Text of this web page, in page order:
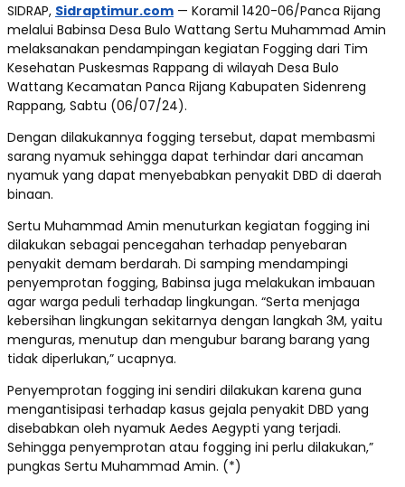
SIDRAP, Sidraptimur.com — Koramil 1420-06/Panca Rijang
melalui Babinsa Desa Bulo Wattang Sertu Muhammad Amin
melaksanakan pendampingan kegiatan Fogging dari Tim
Kesehatan Puskesmas Rappang di wilayah Desa Bulo
Wattang Kecamatan Panca Rijang Kabupaten Sidenreng
Rappang, Sabtu (06/07/24).
Dengan dilakukannya fogging tersebut, dapat membasmi
sarang nyamuk sehingga dapat terhindar dari ancaman
nyamuk yang dapat menyebabkan penyakit DBD di daerah
binaan.
Sertu Muhammad Amin menuturkan kegiatan fogging ini
dilakukan sebagai pencegahan terhadap penyebaran
penyakit demam berdarah. Di samping mendampingi
penyemprotan fogging, Babinsa juga melakukan imbauan
agar warga peduli terhadap lingkungan. “Serta menjaga
kebersihan lingkungan sekitarnya dengan langkah 3M, yaitu
menguras, menutup dan mengubur barang barang yang
tidak diperlukan,” ucapnya.
Penyemprotan fogging ini sendiri dilakukan karena guna
mengantisipasi terhadap kasus gejala penyakit DBD yang
disebabkan oleh nyamuk Aedes Aegypti yang terjadi.
Sehingga penyemprotan atau fogging ini perlu dilakukan,”
pungkas Sertu Muhammad Amin. (*)